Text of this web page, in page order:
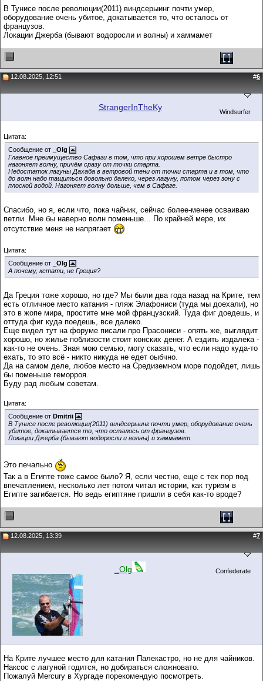
В Тунисе после революции(2011) виндсерыинг почти умер,
оборудование очень убитое, докатывается то, что осталось от
французов.
Локации Джерба (бывают водоросли и волны) и хаммамет
12.08.2025, 12:51 #6
StrangerInTheKy Windsurfer
Цитата:
Сообщение от
_Olg
Главное преимущество Сафаги в том, что при хорошем ветре быстро
нагоняет волну, причём сразу от точки старта.
Недостаток лагуны Дахаба в ветровой тени от точки старта и в том, что
до волн надо тащиться довольно далеко, через лагуну, потом через зону с
плоской водой. Нагоняет волну дольше, чем в Сафаге.
Спасибо, но я, если что, пока чайник, сейчас более-менее осваиваю
петли. Мне бы наверно волн поменьше... По крайней мере, их
отсутствие меня не напрягает
Цитата:
Сообщение от
_Olg
А почему, кстати, не Греция?
Да Греция тоже хорошо, но где? Мы были два года назад на Крите, тем
есть отличное место катания - пляж Элафониси (туда мы доехали), но
это в жопе мира, простите мне мой французский. Туда фиг доедешь, и
оттуда фиг куда поедешь, все далеко.
Еще видел тут на форуме писали про Прасониси - опять же, выглядит
хорошо, но жилье поблизости стоит конских денег. А ездить издалека -
как-то не очень. Зная мою семью, могу сказать, что если надо куда-то
ехать, то это всё - никто никуда не едет оыбчно.
Да на самом деле, любое место на Средиземном море подойдет, лишь
бы поменьше геморроя.
Буду рад любым советам.
Цитата:
Сообщение от Dmitrii
В Тунисе после революции(2011) виндсерыинг почти умер, оборудование очень
убитое, докатывается то, что осталось от французов.
Локации Джерба (бывают водоросли и волны) и хаммамет
Это печально
Так а в Египте тоже самое было? Я, если честно, еще с тех пор под
впечатлением, несколько лет потом читал истории, как туризм в
Египте загибается. Но ведь египтяне пришли в себя как-то вроде?
12.08.2025, 13:39 #7
_Olg Confederate
На Крите лучшее место для катания Палекастро, но не для чайников.
Наксос с лагуной годится, но добираться сложновато.
Пожалуй Mercury в Хургаде порекомендую посмотреть.